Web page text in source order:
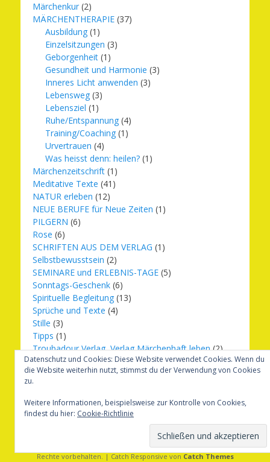
Märchenkur (2)
MÄRCHENTHERAPIE (37)
Ausbildung (1)
Einzelsitzungen (3)
Geborgenheit (1)
Gesundheit und Harmonie (3)
Inneres Licht anwenden (3)
Lebensweg (3)
Lebensziel (1)
Ruhe/Entspannung (4)
Training/Coaching (1)
Urvertrauen (4)
Was heisst denn: heilen? (1)
Märchenzeitschrift (1)
Meditative Texte (41)
NATUR erleben (12)
NEUE BERUFE für Neue Zeiten (1)
PILGERN (6)
Rose (6)
SCHRIFTEN AUS DEM VERLAG (1)
Selbstbewusstsein (2)
SEMINARE und ERLEBNIS-TAGE (5)
Sonntags-Geschenk (6)
Spirituelle Begleitung (13)
Sprüche und Texte (4)
Stille (3)
Tipps (1)
Troubadour Verlag, Verlag Märchenhaft leben(2)
Übungen (1)
Urbilder(20)
Verlag Märchenhaft leben
Weihnachten(16)
Datenschutz und Cookies: Diese Website verwendet Cookies. Wenn du
die Website weiterhin nutzt, stimmst du der Verwendung von Cookies
zu.
Weitere Informationen, beispielsweise zur Kontrolle von Cookies,
findest du hier: Cookie-Richtlinie
Märchenhaft und erfüllt leben. Alle
Rechte vorbehalten. | Catch Responsive von Catch Themes